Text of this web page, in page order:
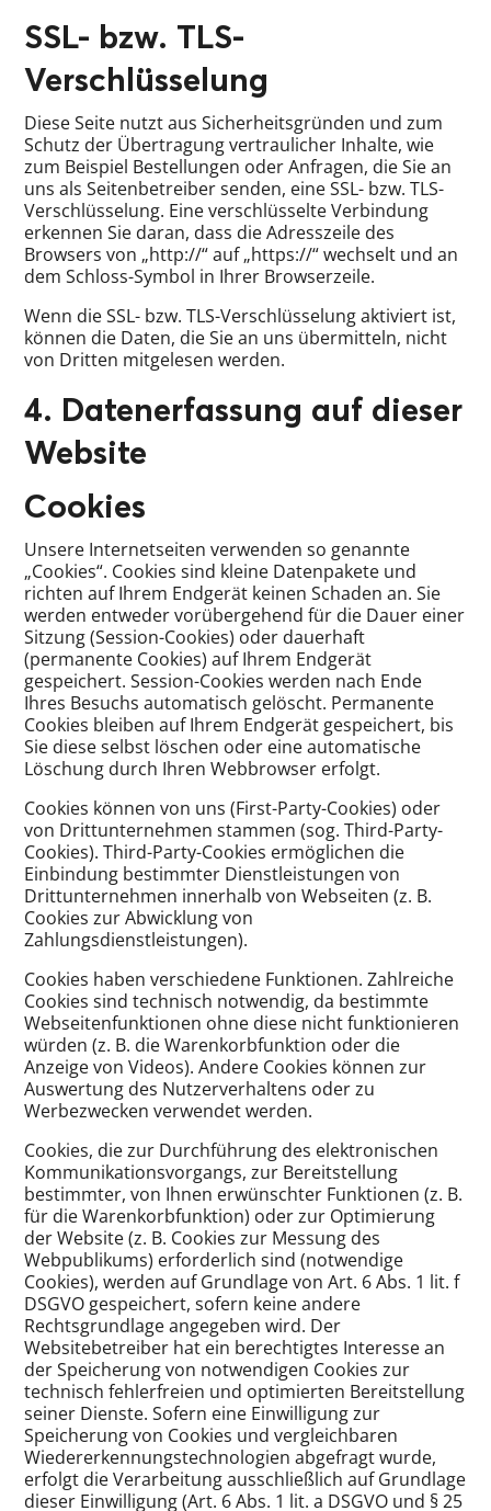
SSL- bzw. TLS-
Verschlüsselung
Diese Seite nutzt aus Sicherheitsgründen und zum
Schutz der Übertragung vertraulicher Inhalte, wie
zum Beispiel Bestellungen oder Anfragen, die Sie an
uns als Seitenbetreiber senden, eine SSL- bzw. TLS-
Verschlüsselung. Eine verschlüsselte Verbindung
erkennen Sie daran, dass die Adresszeile des
Browsers von „http://“ auf „https://“ wechselt und an
dem Schloss-Symbol in Ihrer Browserzeile.
Wenn die SSL- bzw. TLS-Verschlüsselung aktiviert ist,
können die Daten, die Sie an uns übermitteln, nicht
von Dritten mitgelesen werden.
4. Datenerfassung auf dieser
Website
Cookies
Unsere Internetseiten verwenden so genannte
„Cookies“. Cookies sind kleine Datenpakete und
richten auf Ihrem Endgerät keinen Schaden an. Sie
werden entweder vorübergehend für die Dauer einer
Sitzung (Session-Cookies) oder dauerhaft
(permanente Cookies) auf Ihrem Endgerät
gespeichert. Session-Cookies werden nach Ende
Ihres Besuchs automatisch gelöscht. Permanente
Cookies bleiben auf Ihrem Endgerät gespeichert, bis
Sie diese selbst löschen oder eine automatische
Löschung durch Ihren Webbrowser erfolgt.
Cookies können von uns (First-Party-Cookies) oder
von Drittunternehmen stammen (sog. Third-Party-
Cookies). Third-Party-Cookies ermöglichen die
Einbindung bestimmter Dienstleistungen von
Drittunternehmen innerhalb von Webseiten (z. B.
Cookies zur Abwicklung von
Zahlungsdienstleistungen).
Cookies haben verschiedene Funktionen. Zahlreiche
Cookies sind technisch notwendig, da bestimmte
Webseitenfunktionen ohne diese nicht funktionieren
würden (z. B. die Warenkorbfunktion oder die
Anzeige von Videos). Andere Cookies können zur
Auswertung des Nutzerverhaltens oder zu
Werbezwecken verwendet werden.
Cookies, die zur Durchführung des elektronischen
Kommunikationsvorgangs, zur Bereitstellung
bestimmter, von Ihnen erwünschter Funktionen (z. B.
für die Warenkorbfunktion) oder zur Optimierung
der Website (z. B. Cookies zur Messung des
Webpublikums) erforderlich sind (notwendige
Cookies), werden auf Grundlage von Art. 6 Abs. 1 lit. f
DSGVO gespeichert, sofern keine andere
Rechtsgrundlage angegeben wird. Der
Websitebetreiber hat ein berechtigtes Interesse an
der Speicherung von notwendigen Cookies zur
technisch fehlerfreien und optimierten Bereitstellung
seiner Dienste. Sofern eine Einwilligung zur
Speicherung von Cookies und vergleichbaren
Wiedererkennungstechnologien abgefragt wurde,
erfolgt die Verarbeitung ausschließlich auf Grundlage
dieser Einwilligung (Art. 6 Abs. 1 lit. a DSGVO und § 25